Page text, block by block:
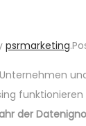
psrmarketing.
der